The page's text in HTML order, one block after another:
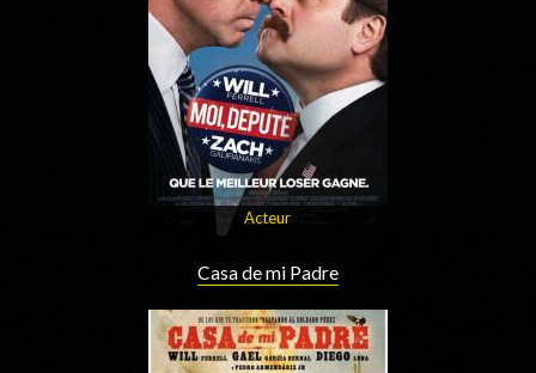
Acteur
Casa de mi Padre